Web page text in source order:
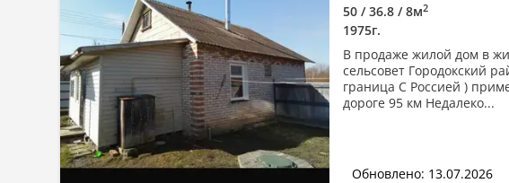
50 / 36.8 / 8м2
1975г.
В продаже жилой дом в
сельсовет Городокский
граница С Россией )
дороге 95 км Недалеко...
Обновлено: 13.07.2026